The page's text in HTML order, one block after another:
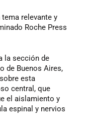
relevante y
Roche Press
la sección de
de Buenos Aires,
esta
central, que
el aislamiento y
espinal y nervios